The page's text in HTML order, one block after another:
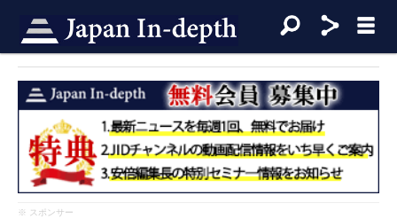
※ スポンサー